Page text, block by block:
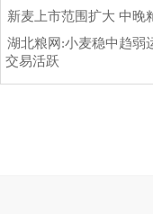
新麦上市范围扩大 中晚
湖北粮网:小麦稳中趋弱
交易活跃